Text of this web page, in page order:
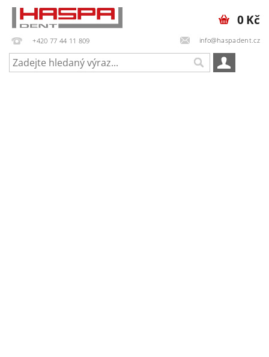
+420 77 44 11 809 info@haspadent.cz
0 Kč